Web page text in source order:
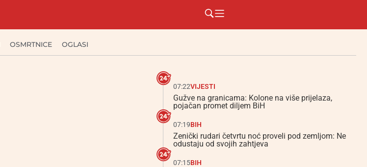
OSMRTNICE OGLASI
07:22VIJESTI
Gužve na granicama: Kolone na više prijelaza,
pojačan promet diljem BiH
07:19BIH
Zenički rudari četvrtu noć proveli pod zemljom: Ne
odustaju od svojih zahtjeva
07:15BIH